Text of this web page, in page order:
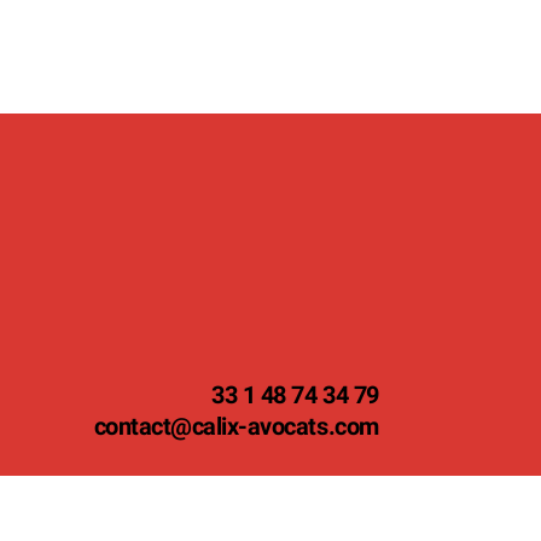
33 1 48 74 34 79
contact@calix-avocats.com